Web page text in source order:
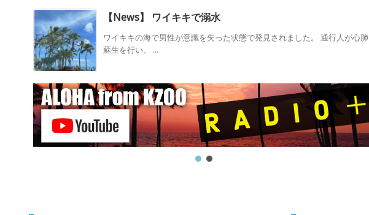
【News】 ワイキキで溺水
ワイキキの海で男性が意識を失った状態で発見されました。 通行人が心肺
蘇生を行い、 ...